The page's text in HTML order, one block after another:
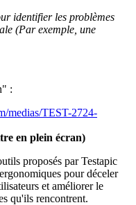
identifier les problèmes
(Par exemple, une
:
medias/TEST-2724-
en plein écran)
proposés par Testapic
pour déceler
et améliorer le
qu'ils rencontrent.